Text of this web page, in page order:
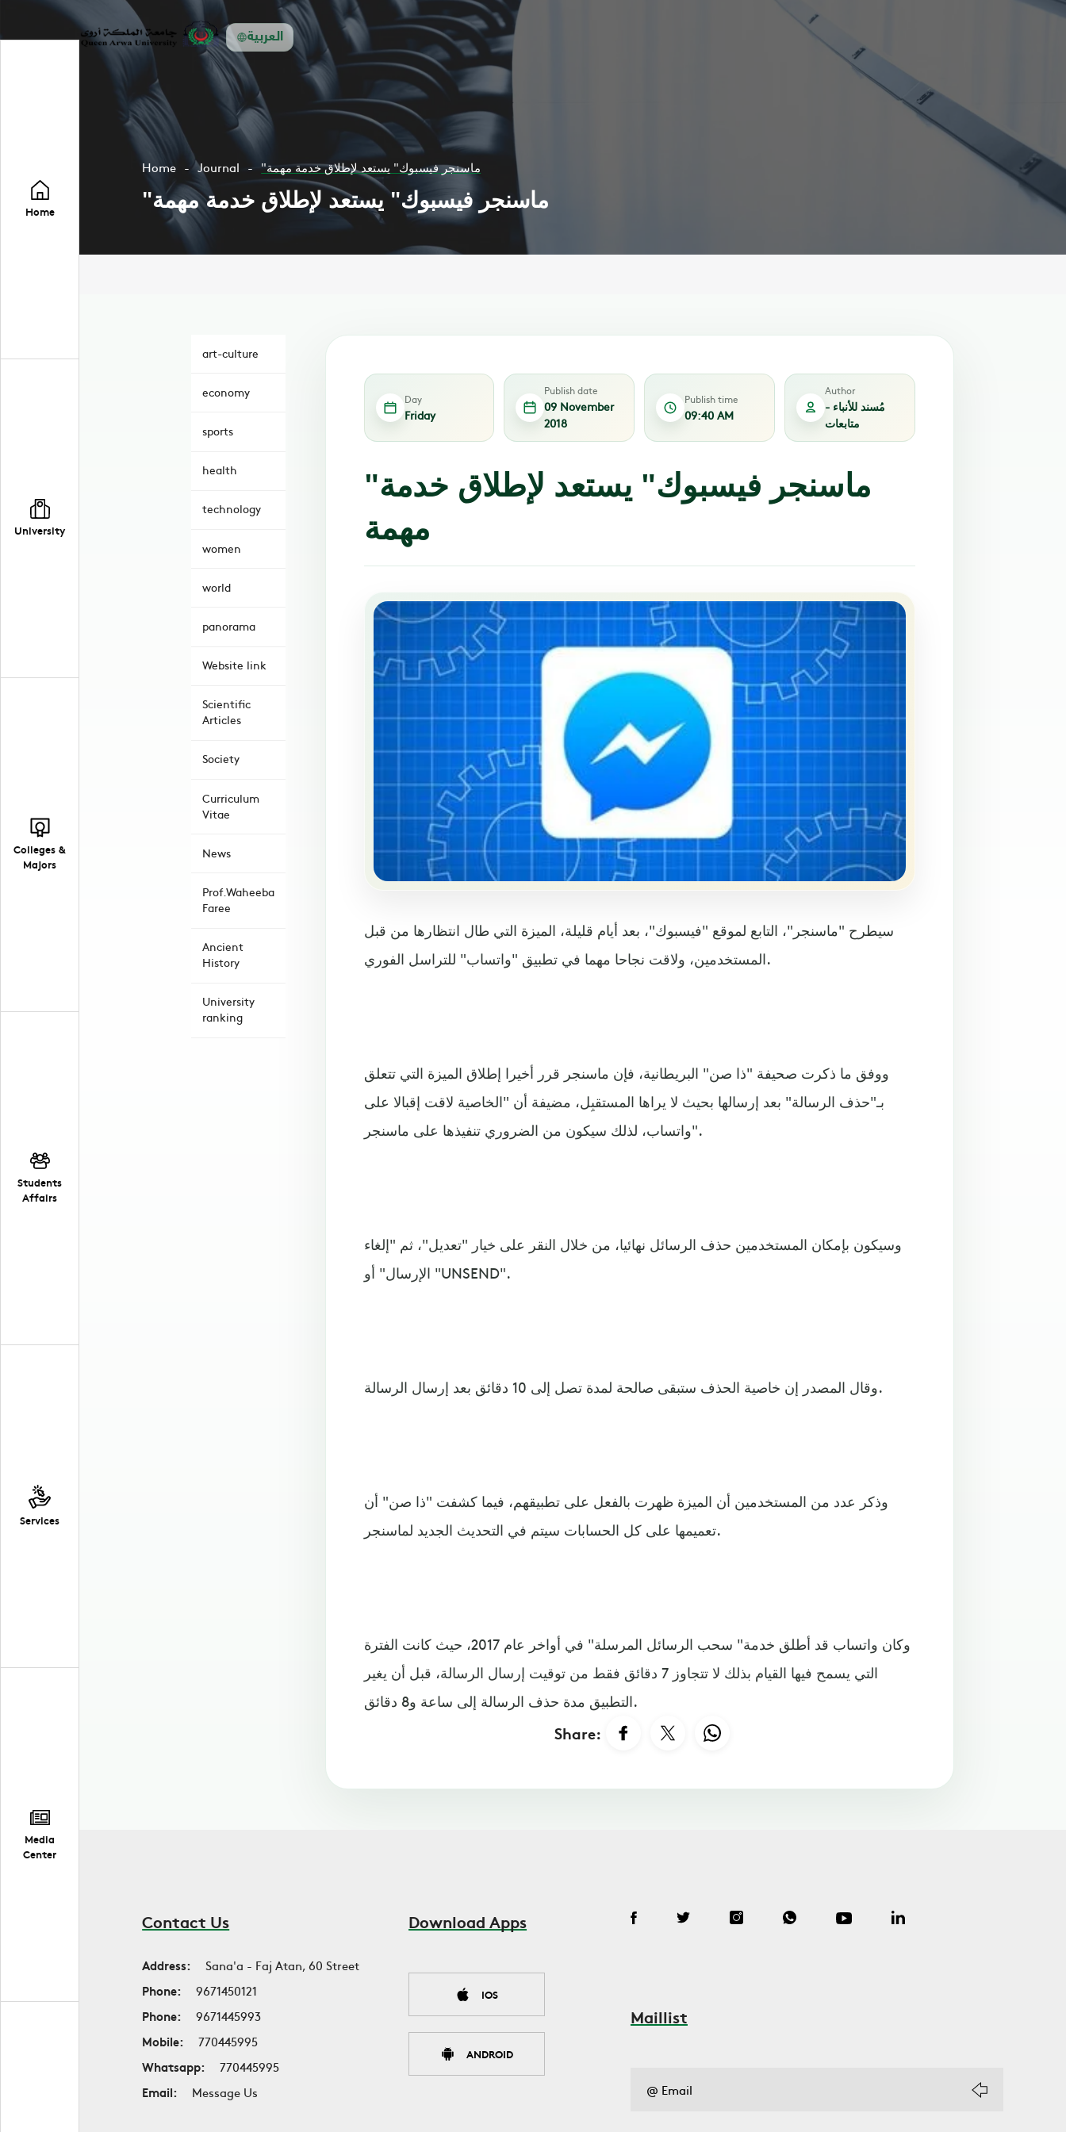
العربية
Home
University
Colleges &
Majors
Students
Affairs
Services
Media
Center
Home Journal "ماسنجر فيسبوك" يستعد لإطلاق خدمة مهمة
"ماسنجر فيسبوك" يستعد لإطلاق خدمة مهمة
art-culture
economy
sports
health
technology
women
world
panorama
Website link
Scientific
Articles
Society
Curriculum
Vitae
News
Prof.Waheeba
Faree
Ancient
History
University
ranking
Day
Friday
Publish date
09 November
2018
Publish time
09:40 AM
Author
مُسند للأنباء -
متابعات
"ماسنجر فيسبوك" يستعد لإطلاق خدمة
مهمة
سيطرح "ماسنجر"، التابع لموقع "فيسبوك"، بعد أيام قليلة، الميزة التي طال انتظارها من قبل
المستخدمين، ولاقت نجاحا مهما في تطبيق "واتساب" للتراسل الفوري.
ووفق ما ذكرت صحيفة "ذا صن" البريطانية، فإن ماسنجر قرر أخيرا إطلاق الميزة التي تتعلق
بـ"حذف الرسالة" بعد إرسالها بحيث لا يراها المستقبِل، مضيفة أن "الخاصية لاقت إقبالا على
واتساب، لذلك سيكون من الضروري تنفيذها على ماسنجر".
وسيكون بإمكان المستخدمين حذف الرسائل نهائيا، من خلال النقر على خيار "تعديل"، ثم "إلغاء
الإرسال" أو "UNSEND".
وقال المصدر إن خاصية الحذف ستبقى صالحة لمدة تصل إلى 10 دقائق بعد إرسال الرسالة.
وذكر عدد من المستخدمين أن الميزة ظهرت بالفعل على تطبيقهم، فيما كشفت "ذا صن" أن
تعميمها على كل الحسابات سيتم في التحديث الجديد لماسنجر.
وكان واتساب قد أطلق خدمة" سحب الرسائل المرسلة" في أواخر عام 2017، حيث كانت الفترة
التي يسمح فيها القيام بذلك لا تتجاوز 7 دقائق فقط من توقيت إرسال الرسالة، قبل أن يغير
التطبيق مدة حذف الرسالة إلى ساعة و8 دقائق.
Share:
Contact Us
Address:
Sana'a - Faj Atan, 60 Street
Phone:
9671450121
Phone:
9671445993
Mobile:
770445995
Whatsapp:
770445995
Email:
Message Us
Download Apps
IOS
ANDROID
Maillist